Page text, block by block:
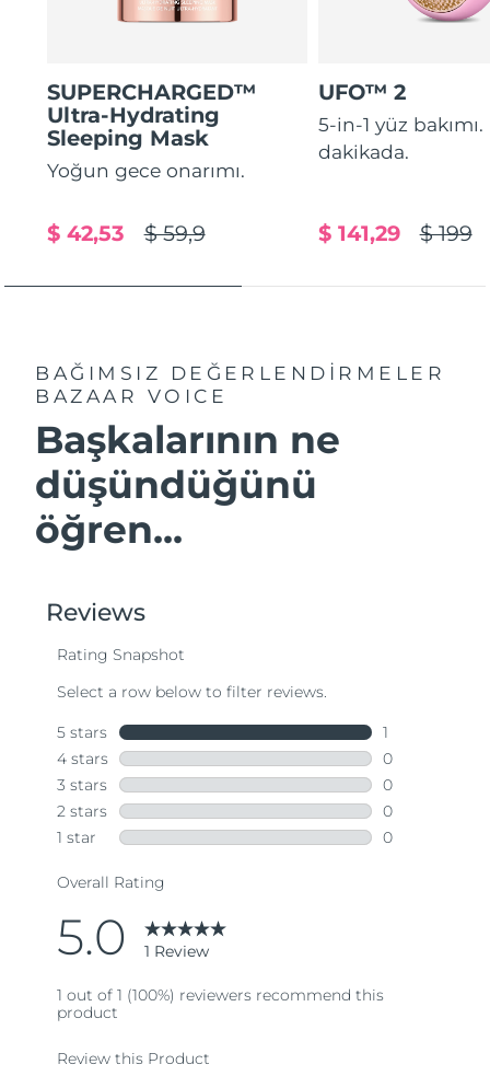
SUPERCHARGED™
Ultra-Hydrating
Sleeping Mask
Yoğun gece onarımı.
$ 59,9
$ 42,53
UFO™ 2
5-in-1 yüz
dakikada.
$ 199
$ 141,29
BAĞIMSIZ DEĞERLENDİRMELER
BAZAAR VOICE
Başkalarının ne
düşündüğünü
öğren...